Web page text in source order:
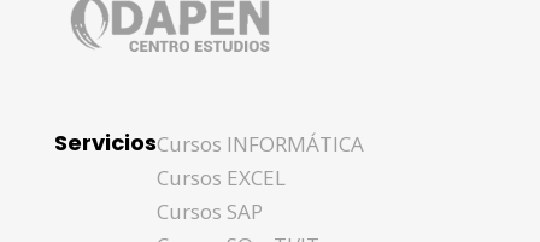
ServiciosCursos INFORMÁTICA
Cursos EXCEL
Cursos SAP